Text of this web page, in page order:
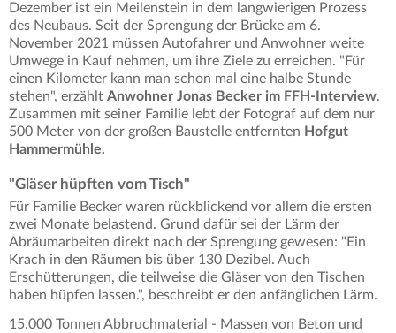
Dezember ist ein Meilenstein in dem langwierigen Prozess
des Neubaus. Seit der Sprengung der Brücke am 6.
November 2021 müssen Autofahrer und Anwohner weite
Umwege in Kauf nehmen, um ihre Ziele zu erreichen. "Für
einen Kilometer kann man schon mal eine halbe Stunde
stehen", erzählt Anwohner Jonas Becker im FFH-Interview.
Zusammen mit seiner Familie lebt der Fotograf auf dem nur
500 Meter von der großen Baustelle entfernten Hofgut
Hammermühle.
"Gläser hüpften vom Tisch"
Für Familie Becker waren rückblickend vor allem die ersten
zwei Monate belastend. Grund dafür sei der Lärm der
Abräumarbeiten direkt nach der Sprengung gewesen: "Ein
Krach in den Räumen bis über 130 Dezibel. Auch
Erschütterungen, die teilweise die Gläser von den Tischen
haben hüpfen lassen.", beschreibt er den anfänglichen Lärm.
15.000 Tonnen Abbruchmaterial - Massen von Beton und